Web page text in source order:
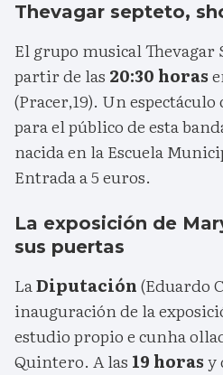
Thevagar septeto,
El grupo musical Thevagar
partir de las 20:30 horas
(Pracer,19). Un
para el público de esta
nacida en la Escuela
Entrada a 5 euros.
La exposición de
sus puertas
LaDiputación(Eduardo
inauguración de la
estudio propio e cunha
Quintero. A las 19 horasy